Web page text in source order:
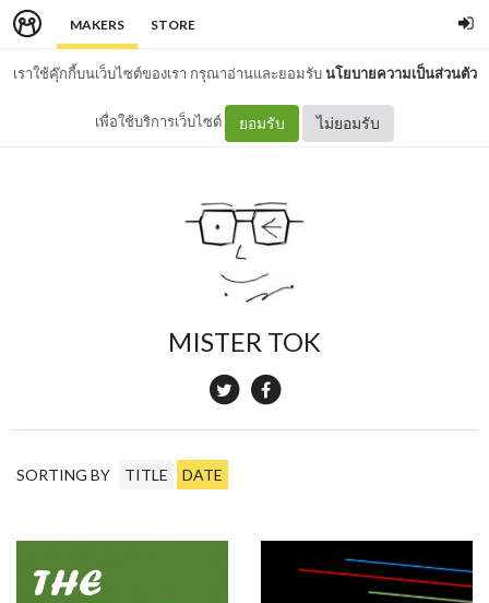
MAKERS STORE
เราใช้คุ๊กกี้บนเว็บไซต์ของเรา กรุณาอ่านและยอมรับนโยบายความเป็นส่วนตัว
เพื่อใช้บริการเว็บไซต์ ยอมรับ ไม่ยอมรับ
MISTER TOK
SORTING BY TITLE DATE